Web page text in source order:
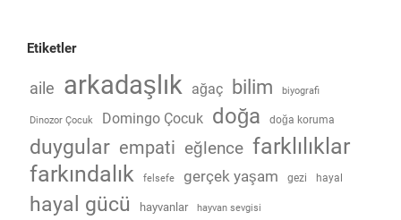
Etiketler
aile arkadaşlık ağaç bilim biyografi
Dinozor Çocuk Domingo Çocuk doğa doğa koruma
duygular empati eğlence farklılıklar
farkındalık
felsefe gerçek yaşam gezi hayal
hayal gücü hayvanlar hayvan sevgisi